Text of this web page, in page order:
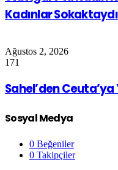
Kadınlar Sokaktaydı
Ağustos 2, 2026
171
Sahel’den
Sosyal Medya
0 Beğeniler
0 Takipçiler